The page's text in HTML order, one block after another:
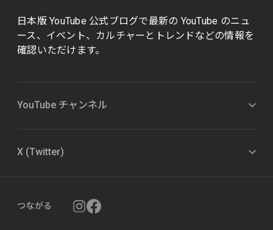
日本版 YouTube 公式ブログで最新の YouTube のニュ
ース、イベント、カルチャーとトレンドなどの情報を
確認いただけます。
YouTube チャンネル
X (Twitter)
つながる